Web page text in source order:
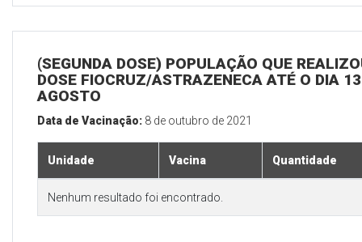
(SEGUNDA DOSE) POPULAÇÃO QUE
DOSE FIOCRUZ/ASTRAZENECA ATÉ O DIA
AGOSTO
Data de Vacinação: 8 de outubro de 2021
Unidade Vacina Quantidade
Nenhum resultado foi encontrado.